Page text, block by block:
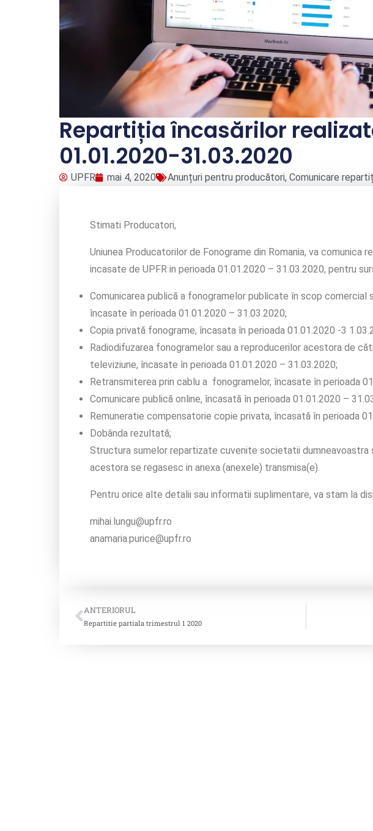
Repartiția încasărilor
01.01.2020-31.03.2020
UPFR mai 4, 2020 Anunțuri pentru producători, Comunicare
Stimati Producatori,
Uniunea Producatorilor de Fonograme din Romania, va comunica
incasate de UPFR in perioada 01.01.2020 – 31.03.2020, pentru
Comunicarea publică a fonogramelor publicate în scop comercial
încasate în perioada 01.01.2020 – 31.03.2020;
Copia privată fonograme, încasata în perioada 01.01.2020 -3
Radiodifuzarea fonogramelor sau a reproducerilor acestora de
televiziune, încasate în perioada 01.01.2020 – 31.03.2020;
Retransmiterea prin cablu a fonogramelor, încasate în perioada
Comunicare publică online, încasată în perioada 01.01.2020 –
Remuneratie compensatorie copie privata, încasată în perioada
Dobânda rezultată;
Structura sumelor repartizate cuvenite societatii
acestora se regasesc in anexa (anexele) transmisa(e).
Pentru orice alte detalii sau informatii suplimentare, va stam la
mihai.lungu@upfr.ro
anamaria.purice@upfr.ro
ANTERIORUL
Repartitie partiala trimestrul 1 2020